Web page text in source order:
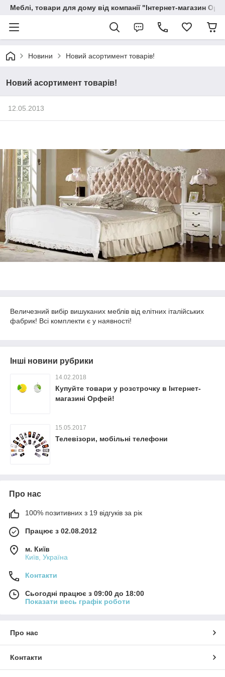
Меблі, товари для дому від компанії "Інтернет-магазин
Новини Новий асортимент товарів!
Новий асортимент товарів!
12.05.2013
Величезний вибір вишуканих меблів від елітних італійських
фабрик! Всі комплекти є у наявності!
Інші новини рубрики
14.02.2018
Купуйте товари у розстрочку в Інтернет-
магазині Орфей!
15.05.2017
Телевізори, мобільні телефони
Про нас
100% позитивних з 19 відгуків за рік
Працює з 02.08.2012
м. Київ
Київ, Україна
Контакти
Сьогодні працює з 09:00 до 18:00
Показати весь графік роботи
Про нас
Контакти